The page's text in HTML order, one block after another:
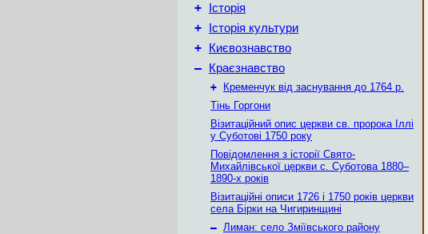
+ Історія
+ Історія культури
+ Києвознавство
– Краєзнавство
+
Кременчук від заснування до 1764 р.
Тінь Горгони
Візитаційний опис церкви св. пророка Іллі
у Суботові 1750 року
Повідомлення з історії Свято-
Михайлівської церкви с. Суботова 1880–
1890-х років
Візитаційні описи 1726 і 1750 років церкви
села Бірки на Чигиринщині
– Лиман: село Зміївського району